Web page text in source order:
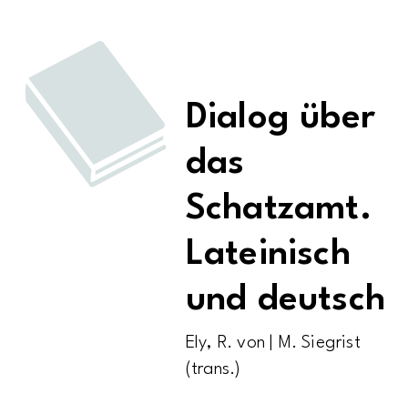
Dialog über
das
Schatzamt.
Lateinisch
und deutsch
Ely, R. von | M. Siegrist
(trans.)